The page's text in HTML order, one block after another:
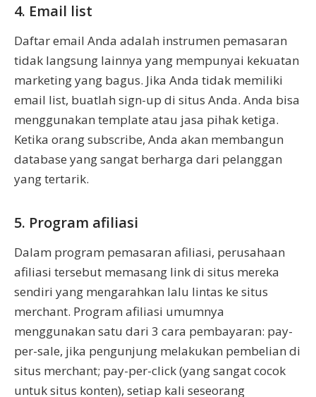
4. Email list
Daftar email Anda adalah instrumen pemasaran
tidak langsung lainnya yang mempunyai kekuatan
marketing yang bagus. Jika Anda tidak memiliki
email list, buatlah sign-up di situs Anda. Anda bisa
menggunakan template atau jasa pihak ketiga.
Ketika orang subscribe, Anda akan membangun
database yang sangat berharga dari pelanggan
yang tertarik.
5. Program afiliasi
Dalam program pemasaran afiliasi, perusahaan
afiliasi tersebut memasang link di situs mereka
sendiri yang mengarahkan lalu lintas ke situs
merchant. Program afiliasi umumnya
menggunakan satu dari 3 cara pembayaran: pay-
per-sale, jika pengunjung melakukan pembelian di
situs merchant; pay-per-click (yang sangat cocok
untuk situs konten), setiap kali seseorang